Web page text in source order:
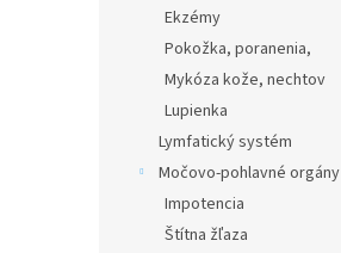
Ekzémy
Pokožka, poranenia,
Mykóza kože, nechtov
Lupienka
Lymfatický systém
Močovo-pohlavné orgány
Impotencia
Štítna žľaza